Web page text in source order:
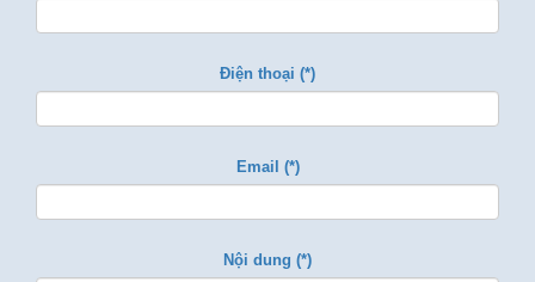
Điện thoại (*)
Email (*)
Nội dung (*)